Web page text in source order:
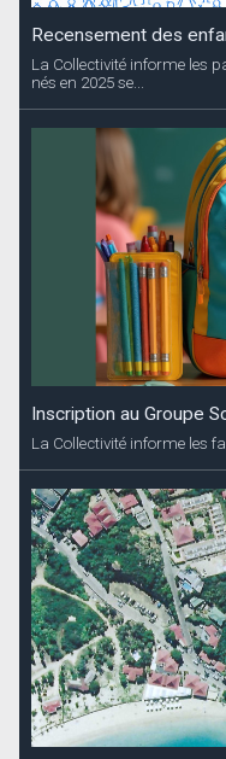
Recensement des
La Collectivité informe les
nés en 2025 se...
Inscription au Groupe
La Collectivité informe les